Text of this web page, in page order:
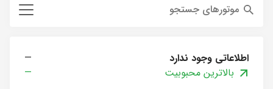
موتورهای جستجو
اطلاعاتی وجود ندارد
—
بالاترین محبوبیت
—